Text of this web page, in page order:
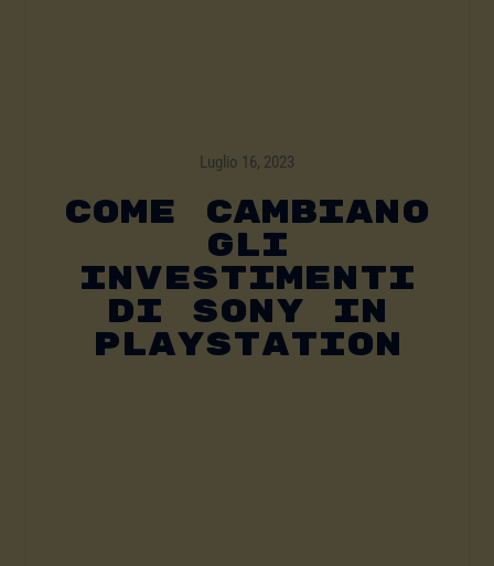
Luglio 16, 2023
COME CAMBIANO
GLI
INVESTIMENTI
DI SONY IN
PLAYSTATION